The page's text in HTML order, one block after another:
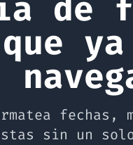
de
fechas,
sin un